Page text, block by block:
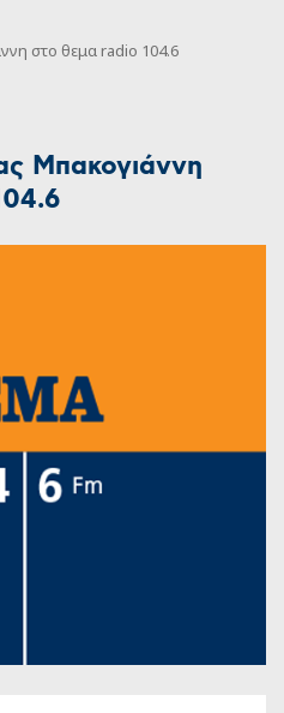
στο θεμα radio 104.6
Μπακογιάννη